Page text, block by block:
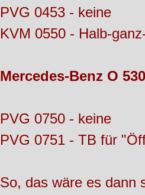
PVG 0453 - keine
KVM 0550 - Halb-
Mercedes-Benz O
PVG 0750 - keine
PVG 0751 - TB für
So, das wäre es dann